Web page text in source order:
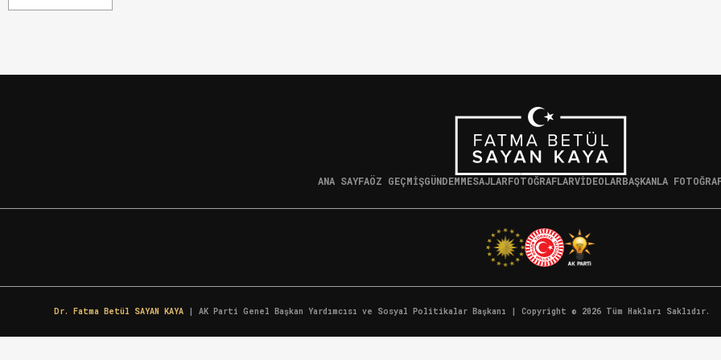
ANA SAYFAÖZ GEÇMİŞGÜNDEMMESAJLARFOTOĞRAFLARVİDEOLARBAŞKANLA
Dr. Fatma Betül SAYAN KAYA | AK Parti Genel Başkan Yardımcısı ve Sosyal Politikalar Başkanı | Copyright © 2026 Tüm Hakları Saklıdır.